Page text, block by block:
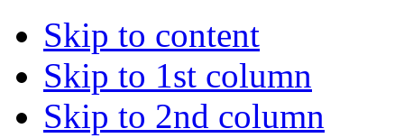
Skip to content
Skip to 1st column
Skip to 2nd column